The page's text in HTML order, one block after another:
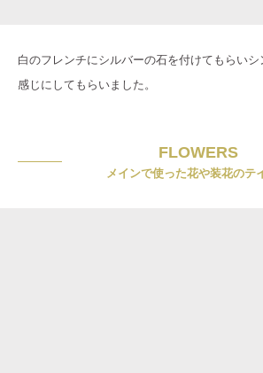
白のフレンチにシルバーの石を付けてもらい
感じにしてもらいました。
FLOWERS
メインで使った花や装花のテ